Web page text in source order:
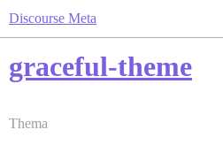
Discourse Meta
graceful-theme
Thema